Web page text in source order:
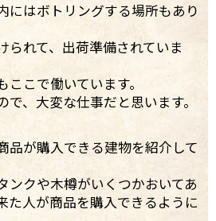
にはボトリングする場所もあり
られて、出荷準備されていま
こで働いています。
で、大変な仕事だと思います。
品が購入できる建物を紹介して
ンクや木樽がいくつかおいてあ
た人が商品を購入できるように